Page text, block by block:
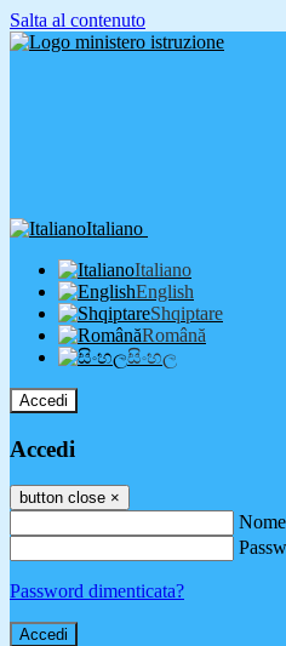
Salta al contenuto
Italiano
Italiano
English
Shqiptare
Română
සිංහල
Accedi
Accedi
button close ×
Password dimenticata?